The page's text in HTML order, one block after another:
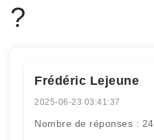
?
Frédéric Lejeune
2025-06-23 03:41:37
Nombre de réponses : 24